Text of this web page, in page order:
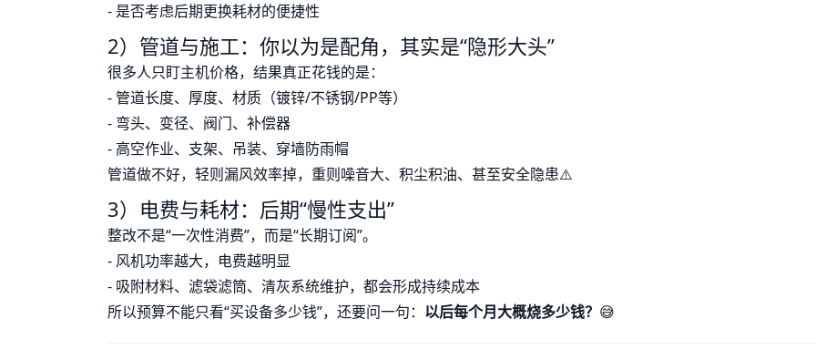
- 是否考虑后期更换耗材的便捷性
2）管道与施工：你以为是配角，其实是“隐形大头”
很多人只盯主机价格，结果真正花钱的是：
- 管道长度、厚度、材质（镀锌/不锈钢/PP等）
- 弯头、变径、阀门、补偿器
- 高空作业、支架、吊装、穿墙防雨帽
管道做不好，轻则漏风效率掉，重则噪音大、积尘积油、甚至安全隐患⚠️
3）电费与耗材：后期“慢性支出”
整改不是“一次性消费”，而是“长期订阅”。
- 风机功率越大，电费越明显
- 吸附材料、滤袋滤筒、清灰系统维护，都会形成持续成本
所以预算不能只看“买设备多少钱”，还要问一句： 以后每个月大概烧多少钱？ 😅